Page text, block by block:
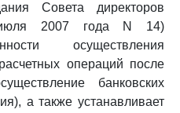
Совета директоров
2007 года N 14)
осуществления
операций после
банковских
а также устанавливает